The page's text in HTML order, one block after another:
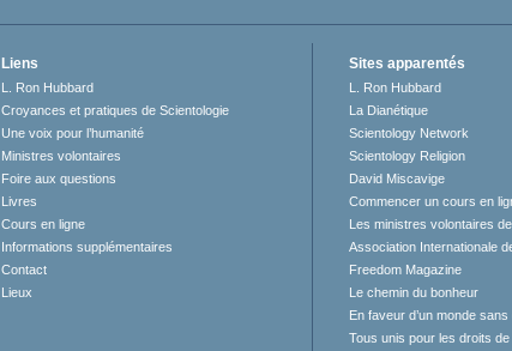
Liens
L. Ron Hubbard
Croyances et pratiques de Scientologie
Une voix pour l’humanité
Ministres volontaires
Foire aux questions
Livres
Cours en ligne
Informations supplémentaires
Contact
Lieux
Sites apparentés
L. Ron Hubbard
La Dianétique
Scientology Network
Scientology Religion
David Miscavige
Commencer un cours en
Les ministres volontaires
Association Internationale
Freedom Magazine
Le chemin du bonheur
En faveur d’un monde
Tous unis pour les droits de